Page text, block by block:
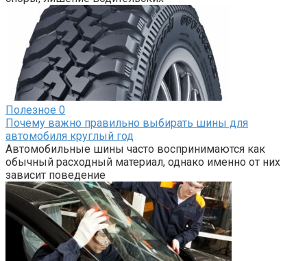
Полезное 0
Почему важно правильно выбирать шины для
автомобиля круглый год
Автомобильные шины часто воспринимаются как
обычный расходный материал, однако именно от них
зависит поведение